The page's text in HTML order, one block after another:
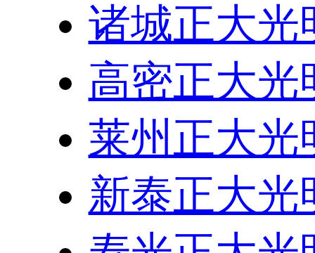
诸城正大光
高密正大光
莱州正大光
新泰正大光